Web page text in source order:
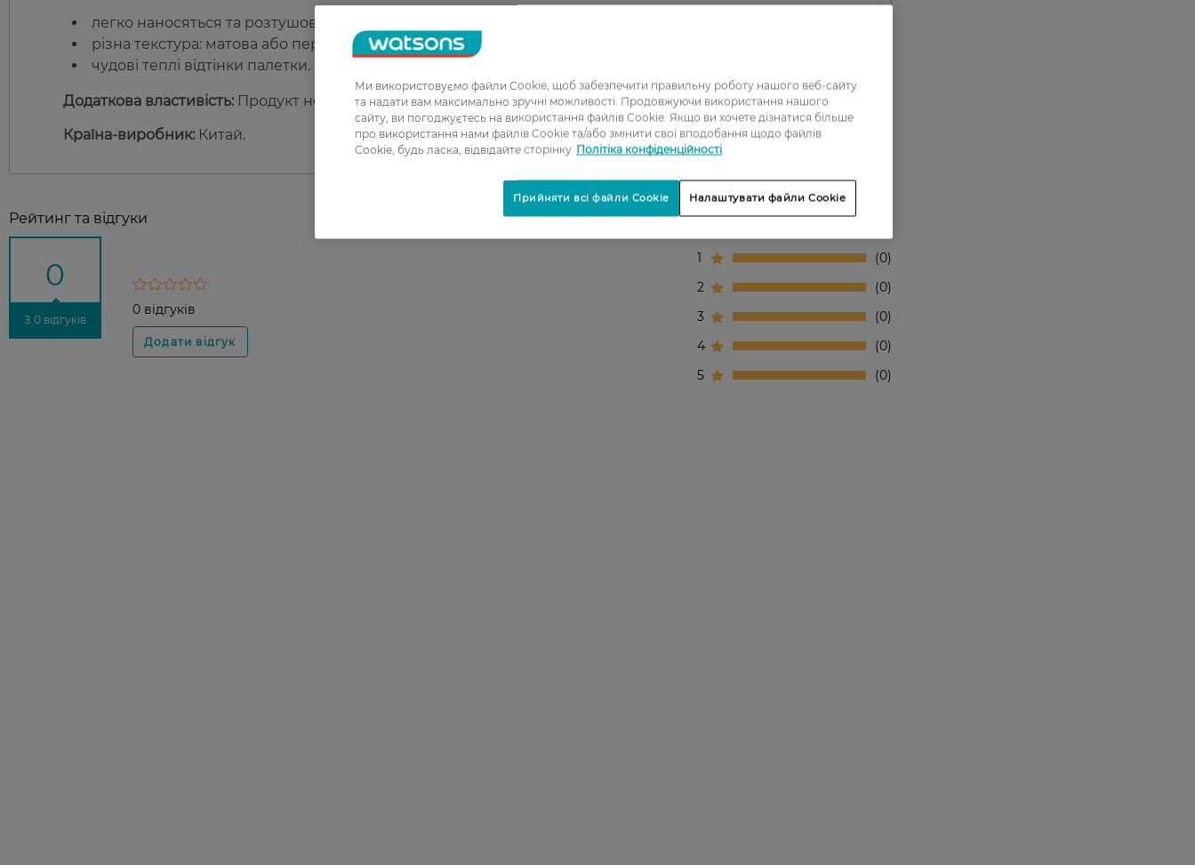
легко наносяться та розтушовуються;
різна текстура: матова або перламутрова;
чудові теплі відтінки палетки.
Додаткова властивість: Продукт не тестувався на тваринах.
Країна-виробник: Китай.
Рейтинг та відгуки
0
З 0 відгуків
0 відгуків
1
0
2
0
3
0
4
0
5
0
Ми використовуємо файли Cookie, щоб забезпечити правильну роботу нашого веб-сайту
та надати вам максимально зручні можливості. Продовжуючи використання нашого
сайту, ви погоджуєтесь на використання файлів Cookie. Якщо ви хочете дізнатися більше
про використання нами файлів Cookie та/або змінити свої вподобання щодо файлів
Cookie, будь ласка, відвідайте сторінку Політіка конфіденційності
Налаштувати файли Cookie
Прийняти всі файли Cookie